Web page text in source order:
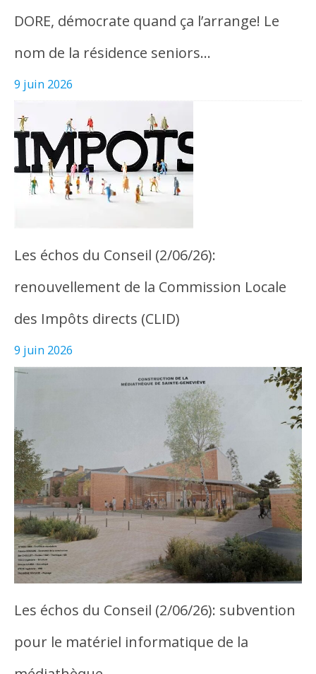
DORE, démocrate quand ça l’arrange! Le
nom de la résidence seniors…
9 juin 2026
Les échos du Conseil (2/06/26):
renouvellement de la Commission Locale
des Impôts directs (CLID)
9 juin 2026
Les échos du Conseil (2/06/26): subvention
pour le matériel informatique de la